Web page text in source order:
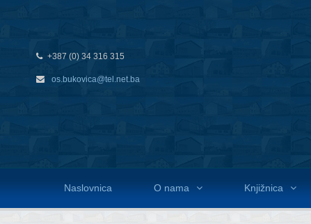
+387 (0) 34 316 315
os.bukovica@tel.net.ba
Naslovnica O nama Knjižnica